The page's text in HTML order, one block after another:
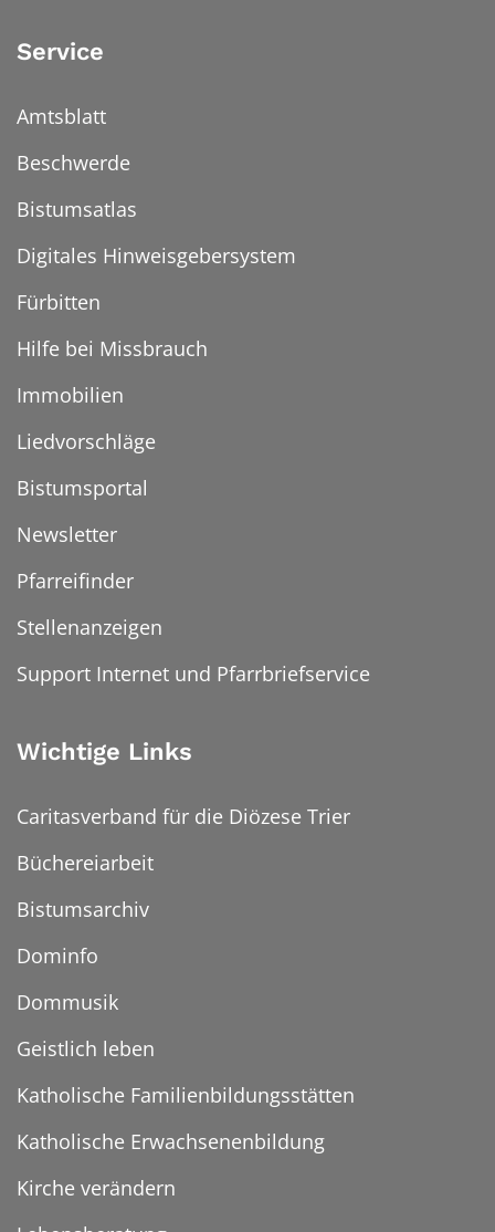
Service
Amtsblatt
Beschwerde
Bistumsatlas
Digitales Hinweisgebersystem
Fürbitten
Hilfe bei Missbrauch
Immobilien
Liedvorschläge
Bistumsportal
Newsletter
Pfarreifinder
Stellenanzeigen
Support Internet und Pfarrbriefservice
Wichtige Links
Caritasverband für die Diözese Trier
Büchereiarbeit
Bistumsarchiv
Dominfo
Dommusik
Geistlich leben
Katholische Familienbildungsstätten
Katholische Erwachsenenbildung
Kirche verändern